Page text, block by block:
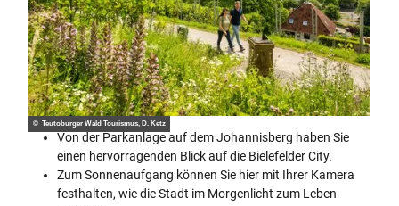
© Teutoburger Wald Tourismus, D. Ketz
Von der Parkanlage auf dem Johannisberg haben Sie
einen hervorragenden Blick auf die Bielefelder City.
Zum Sonnenaufgang können Sie hier mit Ihrer Kamera
festhalten, wie die Stadt im Morgenlicht zum Leben